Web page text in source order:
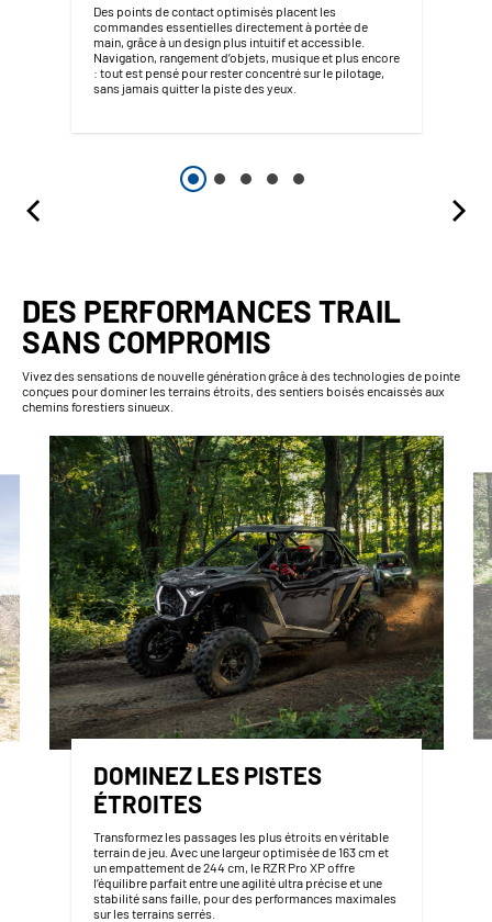
Des points de contact optimisés placent les
commandes essentielles directement à portée de
main, grâce à un design plus intuitif et accessible.
Navigation, rangement d’objets, musique et plus encore
: tout est pensé pour rester concentré sur le pilotage,
sans jamais quitter la piste des yeux.
DES PERFORMANCES TRAIL
SANS COMPROMIS
Vivez des sensations de nouvelle génération grâce à des technologies de pointe
conçues pour dominer les terrains étroits, des sentiers boisés encaissés aux
chemins forestiers sinueux.
DOMINEZ LES PISTES
ÉTROITES
Transformez les passages les plus étroits en véritable
terrain de jeu. Avec une largeur optimisée de 163 cm et
un empattement de 244 cm, le RZR Pro XP offre
l’équilibre parfait entre une agilité ultra précise et une
stabilité sans faille, pour des performances maximales
sur les terrains serrés.